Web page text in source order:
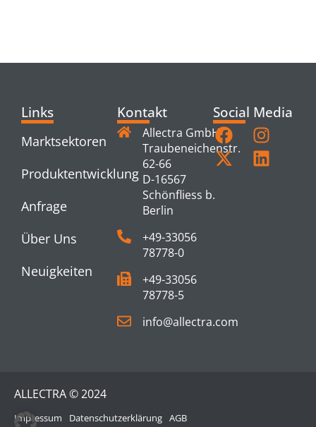
Links
Marktsektoren
Produktentwicklung
Anfrage
Über Uns
Neuigkeiten
Kontakt
Allectra GmbH
Traubeneichenstr.
62-66
D-16567
Schönfliess b.
Berlin
+49-33056
78778-0
+49-33056
78778-5
info@allectra.com
Social Media
ALLECTRA © 2024
Impressum Datenschutzerklärung AGB